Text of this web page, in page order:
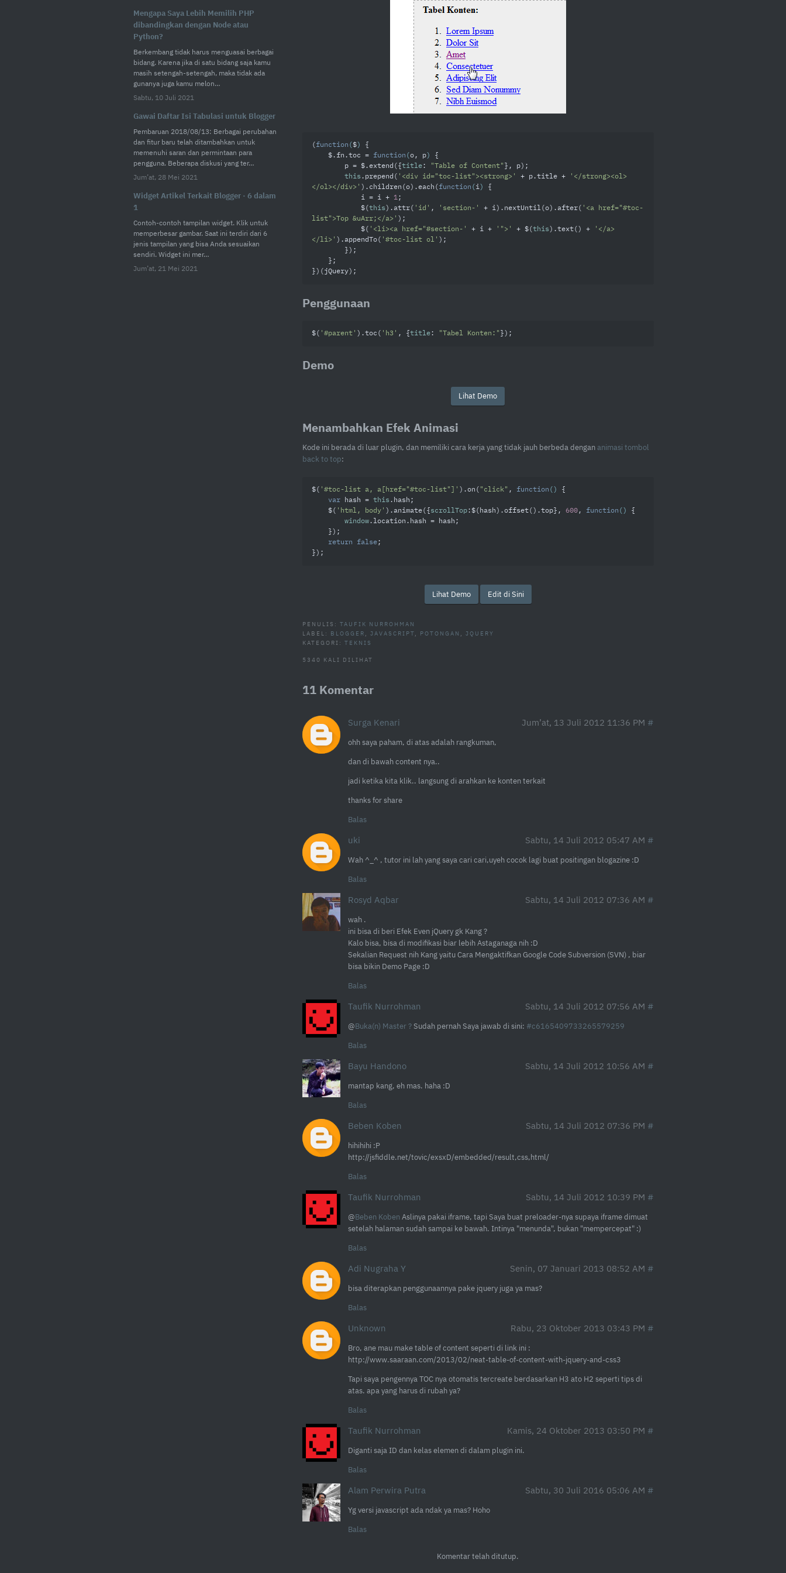
( function ($)
{
    $.fn.toc =
function ( o, p)
{
        p = $.extend({
title: "Table of Content" }, p);
this.prepend( '<div id="toc-list"><strong>' + p.title +
'</strong><ol>
</ol></div>' ).children(o).each( function ( i)
{
            i = i +
1;
            $(
this).attr( 'id' , 'section-' + i).nextUntil(o).after( '<a href="#toc-
list">Top &uArr;</a>' );
            $(
'<li><a href="#section-' + i + '">' + $(this).text() +
'</a>
</li>' ).appendTo( '#toc-list ol' );
})(jQuery);
Penggunaan
$( '#parent' ).toc( 'h3' , {title: "Tabel Konten:" });
Demo
Lihat Demo
Menambahkan Efek Animasi
Kode ini berada di luar plugin, dan memiliki cara kerja yang tidak jauh berbeda dengan animasi tombol
back to top:
$( '#toc-list a, a[href="#toc-list"]' ).on( "click" , function ( )
{
var hash = this.hash;
    $(
'html, body' ).animate({ scrollTop:$(hash).offset().top}, 600, function ( )
{
window.location.hash = hash;
return
false;
});
Lihat Demo Edit di Sini
PENULIS: TAUFIK NURROHMAN
LABEL: BLOGGER JAVASCRIPT POTONGAN
JQUERY
KATEGORI: TEKNIS
5340 KALI DILIHAT
11 Komentar
Surga Kenari Jum’at, 13 Juli 2012 11:36 PM
ohh saya paham, di atas adalah rangkuman,
dan di bawah content nya..
jadi ketika kita klik.. langsung di arahkan ke konten terkait
thanks for share
Balas
uki Sabtu, 14 Juli 2012 05:47 AM
Wah ^_^ , tutor ini lah yang saya cari cari,uyeh cocok lagi buat positingan blogazine :D
Balas
Rosyd Aqbar Sabtu, 14 Juli 2012 07:36 AM
wah .
ini bisa di beri Efek Even jQuery gk Kang ?
Kalo bisa, bisa di modifikasi biar lebih Astaganaga nih :D
Sekalian Request nih Kang yaitu Cara Mengaktifkan Google Code Subversion (SVN) , biar
bisa bikin Demo Page :D
Balas
Taufik Nurrohman Sabtu, 14 Juli 2012 07:56 AM
@Buka(n) Master ?Sudah pernah Saya jawab di sini: #c6165409733265579259
Balas
Bayu Handono Sabtu, 14 Juli 2012 10:56 AM
mantap kang, eh mas. haha :D
Balas
Beben Koben Sabtu, 14 Juli 2012 07:36 PM
hihihihi :P
http://jsfiddle.net/tovic/exsxD/embedded/result,css,html/
Balas
Taufik Nurrohman Sabtu, 14 Juli 2012 10:39 PM
@Beben KobenAslinya pakai iframe, tapi Saya buat preloader-nya supaya iframe dimuat
setelah halaman sudah sampai ke bawah. Intinya "menunda", bukan "mempercepat" :)
Balas
Adi Nugraha Y Senin, 07 Januari 2013 08:52 AM
bisa diterapkan penggunaannya pake jquery juga ya mas?
Balas
Unknown Rabu, 23 Oktober 2013 03:43 PM
Bro, ane mau make table of content seperti di link ini :
http://www.saaraan.com/2013/02/neat-table-of-content-with-jquery-and-css3
Tapi saya pengennya TOC nya otomatis tercreate berdasarkan H3 ato H2 seperti tips di
atas. apa yang harus di rubah ya?
Balas
Taufik Nurrohman Kamis, 24 Oktober 2013 03:50 PM
Diganti saja ID dan kelas elemen di dalam plugin ini.
Balas
Alam Perwira Putra Sabtu, 30 Juli 2016 05:06 AM
Yg versi javascript ada ndak ya mas? Hoho
Balas
Komentar telah ditutup.
Mengapa Saya Lebih Memilih PHP
dibandingkan dengan Node atau
Python?
Berkembang tidak harus menguasai berbagai
bidang. Karena jika di satu bidang saja kamu
masih setengah-setengah, maka tidak ada
gunanya juga kamu melon…
Sabtu, 10 Juli 2021
Gawai Daftar Isi Tabulasi untuk Blogger
Pembaruan 2018/08/13: Berbagai perubahan
dan fitur baru telah ditambahkan untuk
memenuhi saran dan permintaan para
pengguna. Beberapa diskusi yang ter…
Jum’at, 28 Mei 2021
Widget Artikel Terkait Blogger · 6 dalam
1
Contoh-contoh tampilan widget. Klik untuk
memperbesar gambar. Saat ini terdiri dari 6
jenis tampilan yang bisa Anda sesuaikan
sendiri. Widget ini mer…
Jum’at, 21 Mei 2021